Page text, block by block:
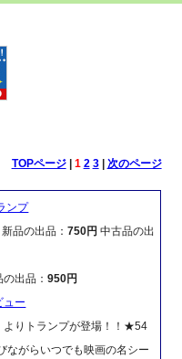
TOPページ| 1 2 3| 次のページ
ンプ
新品の出品：750円 中古品の出
の出品：950円
ュー
よりトランプが登場！！★54
ながらいつでも映画の名シー